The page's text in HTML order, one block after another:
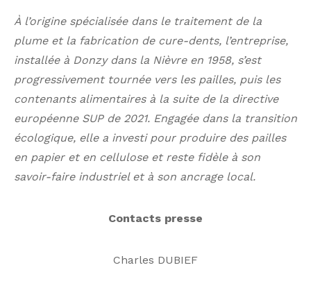
À l’origine spécialisée dans le traitement de la
plume et la fabrication de cure-dents, l’entreprise,
installée à Donzy dans la Nièvreen 1958, s’est
progressivement tournée vers les pailles, puis les
contenants alimentaires à la suite de la directive
européenne SUP de 2021. Engagée dans la transition
écologique, elle a investi pour produire des pailles
en papier et en cellulose et reste fidèle à son
savoir-faire industriel et à son ancrage local.
Contacts presse
Charles DUBIEF